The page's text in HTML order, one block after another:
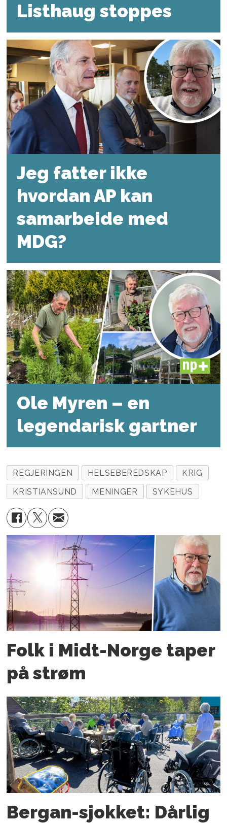
Listhaug stoppes
Jeg fatter ikke
hvordan AP kan
samarbeide med
MDG?
PLUS
Ole Myren – en
legendarisk gartner
REGJERINGEN HELSEBEREDSKAP
KRIG
KRISTIANSUND
MENINGER SYKEHUS
Folk i Midt-Norge taper
på strøm
Bergan-sjokket: Dårlig